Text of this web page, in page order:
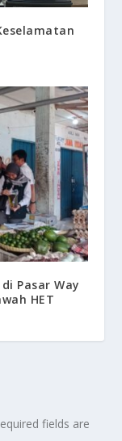
Pasar Way
HET
fields are